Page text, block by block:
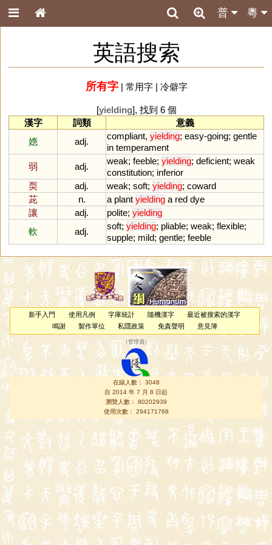
粵
普
英語搜索
所有字| 常用字| 冷僻字
[yielding], 找到 6 個
漢字
詞類
意義
嫕
adj.
compliant, yielding; easy-going; gentle
in temperament
弱
adj.
weak; feeble; yielding; deficient; weak
constitution; inferior
耎
adj. weak; soft; yielding; coward
茈
n. a plant yielding a red dye
讓
adj. polite; yielding
軟
adj.
soft; yielding; pliable; weak; flexible;
supple; mild; gentle; feeble
新手入門 使用凡例 字庫統計 隨機漢字
最近被搜索的漢字
鳴謝
製作單位 私隱政策 免責聲明 意見簿
（管理員 ）
在線人數： 3048
自 2014 年 7 月 8 日起
瀏覽人數： 80202939
使用次數： 294171768